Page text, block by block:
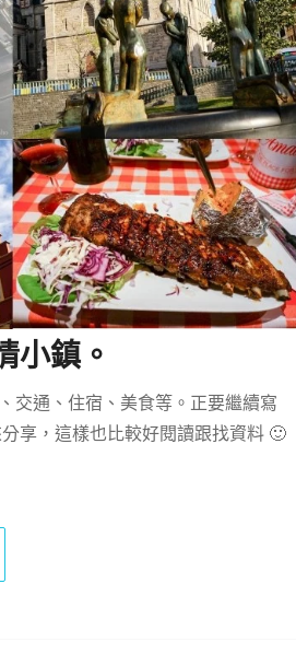
小鎮。
交通、住宿、美食等。正要繼續寫
享，這樣也比較好閱讀跟找資料 🙂